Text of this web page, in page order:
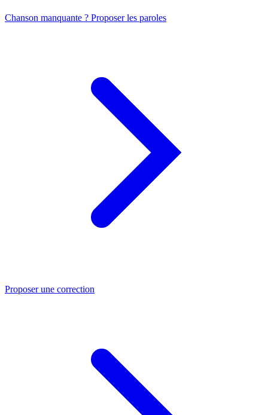
Chanson manquante ? Proposer les paroles
Proposer une correction